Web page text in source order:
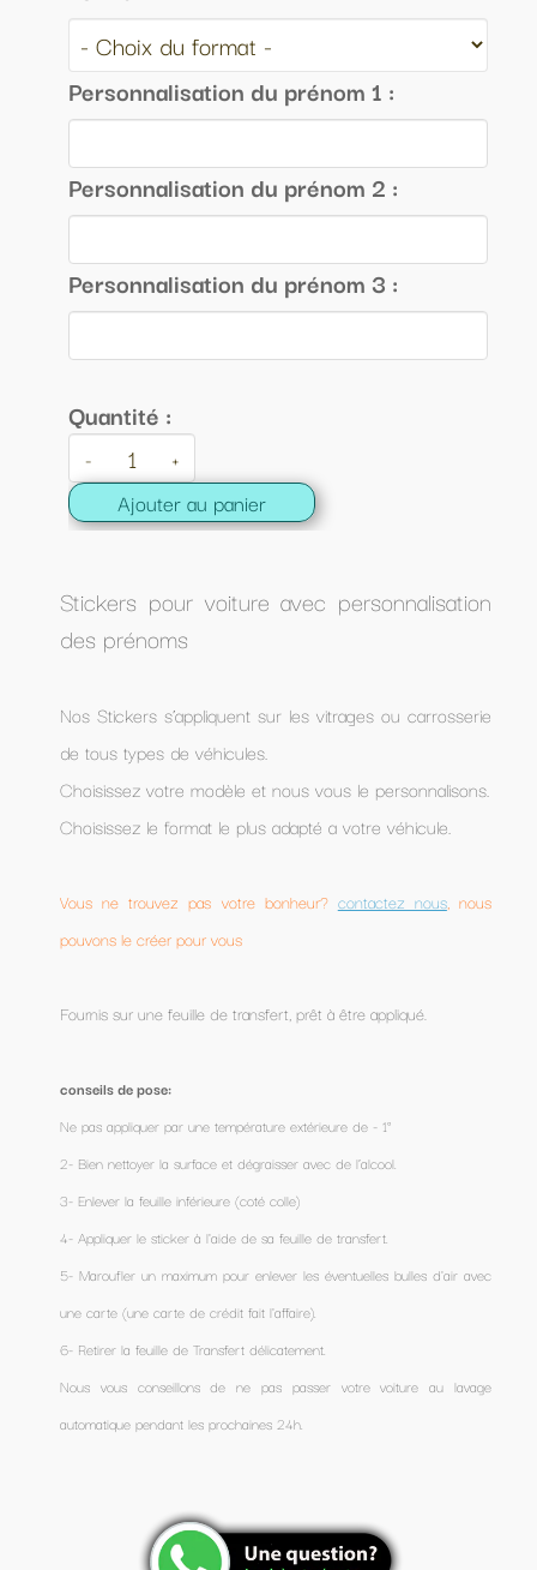
Personnalisation du prénom 1 :
Personnalisation du prénom 2 :
Personnalisation du prénom 3 :
Quantité :
- +
Ajouter au panier
Stickers pour voiture avec personnalisation
des prénoms
Nos Stickers s’appliquent sur les vitrages ou carrosserie
de tous types de véhicules.
Choisissez votre modèle et nous vous le personnalisons.
Choisissez le format le plus adapté a votre véhicule.
Vous ne trouvez pas votre bonheur? contactez nous, nous
pouvons le créer pour vous
Fournis sur une feuille de transfert, prêt à être appliqué.
conseils de pose:
Ne pas appliquer par une température extérieure de - 1°
2- Bien nettoyer la surface et dégraisser avec de l’alcool.
3- Enlever la feuille inférieure (coté colle)
4- Appliquer le sticker à l'aide de sa feuille de transfert.
5- Maroufler un maximum pour enlever les éventuelles bulles d'air avec
une carte (une carte de crédit fait l'affaire).
6- Retirer la feuille de Transfert délicatement.
Nous vous conseillons de ne pas passer votre voiture au lavage
automatique pendant les prochaines 24h.